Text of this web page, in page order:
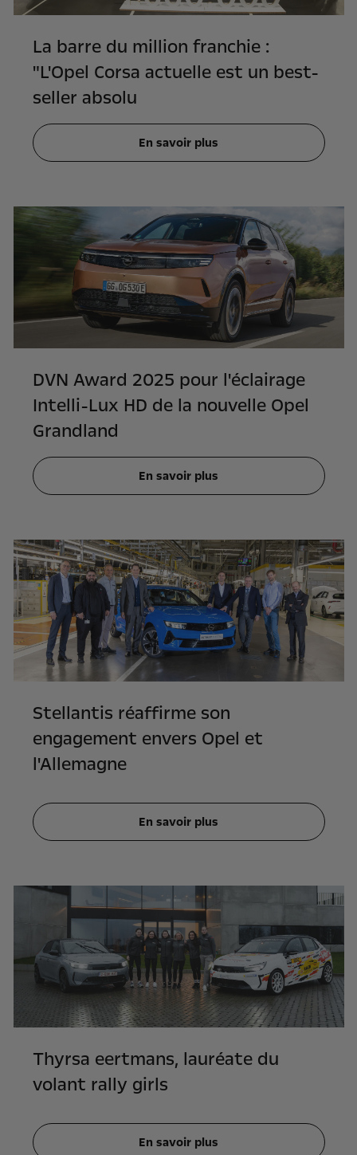
La barre du million franchie :
"L'Opel Corsa actuelle est un best-
seller absolu
En savoir plus
DVN Award 2025 pour l'éclairage
Intelli-Lux HD de la nouvelle Opel
Grandland
En savoir plus
Stellantis réaffirme son
engagement envers Opel et
l'Allemagne
En savoir plus
Thyrsa eertmans, lauréate du
volant rally girls
En savoir plus